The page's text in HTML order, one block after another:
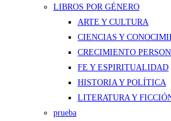
LIBROS POR GÉNERO
ARTE Y CULTURA
CIENCIAS Y
CRECIMIENTO
FE Y ESPIRITUALIDAD
HISTORIA Y POLÍTICA
LITERATURA Y
prueba